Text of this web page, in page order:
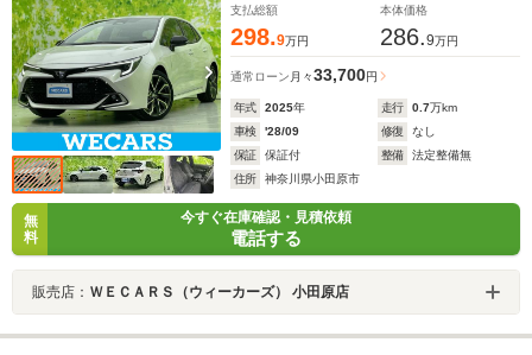
支払総額
298.9万円
本体価格
286.9万円
通常ローン 月々33,700円
年式 2025年 走行 0.7万km
車検
'28/09 修復
なし
保証
保証付 整備
法定整備無
住所
神奈川県小田原市
無
料
今すぐ在庫確認・見積依頼
電話する
販売店： ＷＥＣＡＲＳ（ウィーカーズ） 小田原店